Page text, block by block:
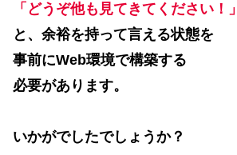
「どうぞ他も見てきてください！」
と、余裕を持って言える状態を
事前にWeb環境で構築する
必要があります。
いかがでしたでしょうか？